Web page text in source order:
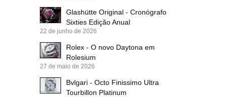
Glashütte Original - Cronógrafo
Sixties Edição Anual
22 de junho de 2026
Rolex - O novo Daytona em
Rolesium
27 de maio de 2026
Bvlgari - Octo Finissimo Ultra
Tourbillon Platinum